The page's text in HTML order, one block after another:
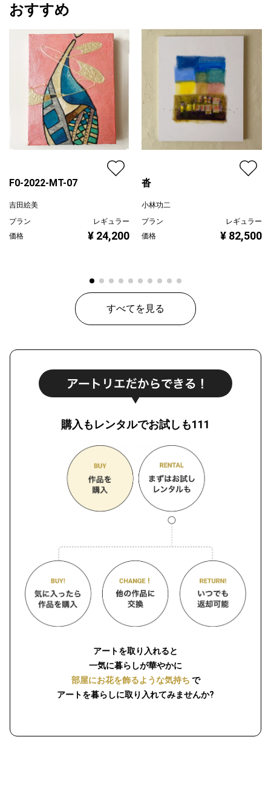
おすすめ
F0-2022-MT-07
吉田絵美
プラン
レギュラー
価格
¥ 24,200
沓
小林功二
プラン
レギュラー
価格
¥ 82,500
すべてを見る
購入もレンタルでお試しも111
アートを取り入れると
一気に暮らしが華やかに
部屋にお花を飾るような気持ち で
アートを暮らしに取り入れてみませんか?